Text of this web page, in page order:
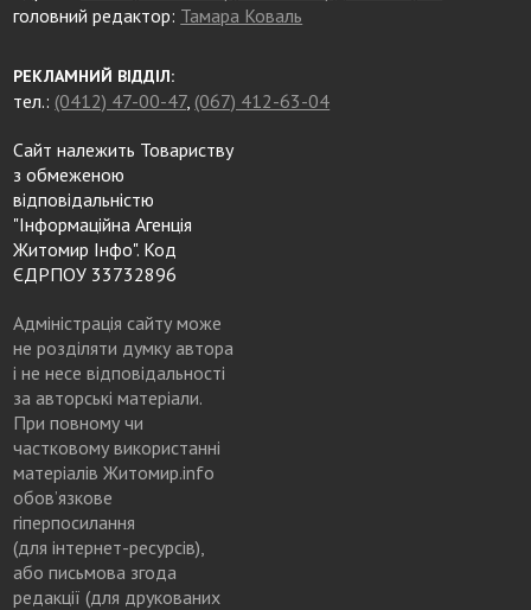
головний редактор: Тамара Коваль
РЕКЛАМНИЙ ВІДДІЛ:
тел.: (0412) 47-00-47, (067) 412-63-04
Сайт належить Товариству
з обмеженою
відповідальністю
"Інформаційна Агенція
Житомир Інфо". Код
ЄДРПОУ 33732896
Адміністрація сайту може
не розділяти думку автора
і не несе відповідальності
за авторські матеріали.
При повному чи
частковому використанні
матеріалів Житомир.info
обов’язкове
гіперпосилання
(для інтернет-ресурсів),
або письмова згода
редакції (для друкованих